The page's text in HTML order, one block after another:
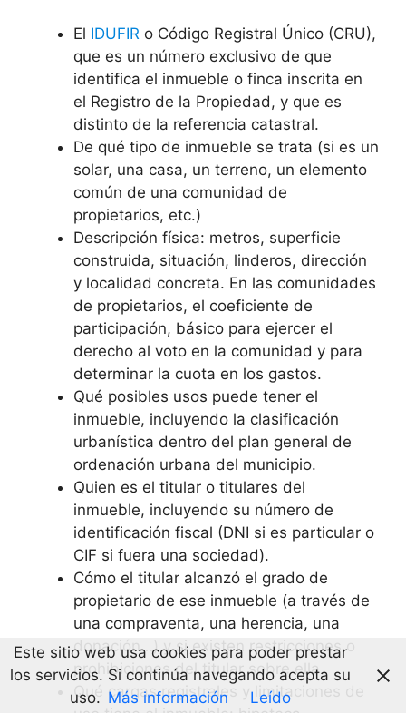
El IDUFIR o Código Registral Único (CRU),
que es un número exclusivo de que
identifica el inmueble o finca inscrita en
el Registro de la Propiedad, y que es
distinto de la referencia catastral.
De qué tipo de inmueble se trata (si es un
solar, una casa, un terreno, un elemento
común de una comunidad de
propietarios, etc.)
Descripción física: metros, superficie
construida, situación, linderos, dirección
y localidad concreta. En las comunidades
de propietarios, el coeficiente de
participación, básico para ejercer el
derecho al voto en la comunidad y para
determinar la cuota en los gastos.
Qué posibles usos puede tener el
inmueble, incluyendo la clasificación
urbanística dentro del plan general de
ordenación urbana del municipio.
Quien es el titular o titulares del
inmueble, incluyendo su número de
identificación fiscal (DNI si es particular o
CIF si fuera una sociedad).
Cómo el titular alcanzó el grado de
propietario de ese inmueble (a través de
una compraventa, una herencia, una
donación…) y si existen restricciones o
prohibiciones del titular sobre ella.
Qué cargas registrales y limitaciones de
Este sitio web usa cookies para poder prestar
los servicios. Si continúa navegando acepta su
uso. Más información Leído